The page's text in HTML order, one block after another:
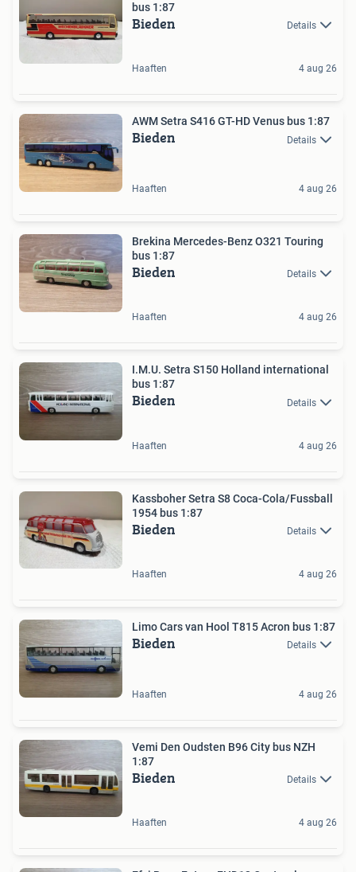
bus 1:87
Bieden Details
Haaften 4 aug 26
AWM Setra S416 GT-HD Venus bus 1:87
Bieden Details
Haaften 4 aug 26
Brekina Mercedes-Benz O321 Touring
bus 1:87
Bieden Details
Haaften 4 aug 26
I.M.U. Setra S150 Holland international
bus 1:87
Bieden Details
Haaften 4 aug 26
Kassboher Setra S8 Coca-Cola/Fussball
1954 bus 1:87
Bieden Details
Haaften 4 aug 26
Limo Cars van Hool T815 Acron bus 1:87
Bieden Details
Haaften 4 aug 26
Vemi Den Oudsten B96 City bus NZH
1:87
Bieden Details
Haaften 4 aug 26